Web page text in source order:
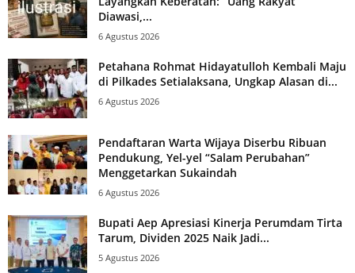
Diawasi,...
6 Agustus 2026
Petahana Rohmat Hidayatulloh Kembali Maju
di Pilkades Setialaksana, Ungkap Alasan di...
6 Agustus 2026
Pendaftaran Warta Wijaya Diserbu Ribuan
Pendukung, Yel-yel “Salam Perubahan”
Menggetarkan Sukaindah
6 Agustus 2026
Bupati Aep Apresiasi Kinerja Perumdam Tirta
Tarum, Dividen 2025 Naik Jadi...
5 Agustus 2026